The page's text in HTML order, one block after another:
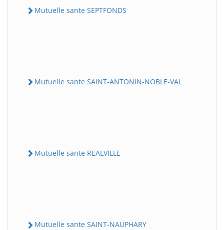
Mutuelle sante SEPTFONDS
Mutuelle sante SAINT-ANTONIN-NOBLE-VAL
Mutuelle sante REALVILLE
Mutuelle sante SAINT-NAUPHARY